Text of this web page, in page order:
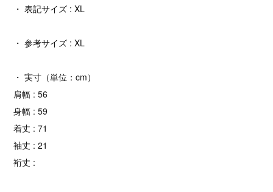
・ 表記サイズ : XL
・ 参考サイズ : XL
・ 実寸（単位：cm）
肩幅 : 56
身幅 : 59
着丈 : 71
袖丈 : 21
裄丈 :